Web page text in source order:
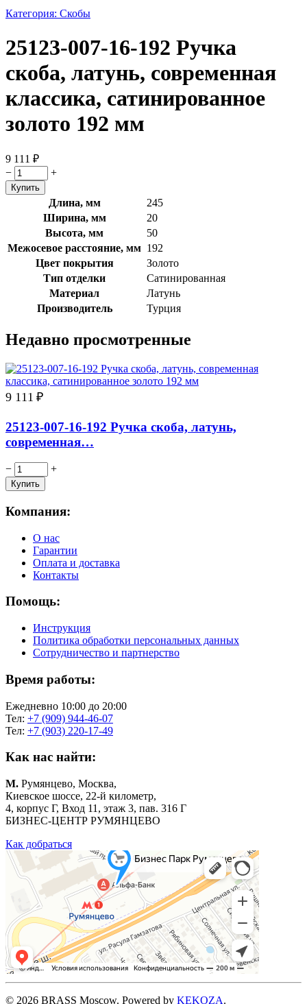
Категория: Скобы
25123-007-16-192 Ручка
скоба, латунь, современная
классика, сатинированное
золото 192 мм
9 111 ₽
−
+
Длина, мм
245
Ширина, мм
20
Высота, мм
50
Межосевое расстояние, мм 192
Цвет покрытия
Золото
Тип отделки
Сатинированная
Материал
Латунь
Производитель
Турция
Недавно просмотренные
9 111 ₽
25123-007-16-192 Ручка скоба, латунь,
современная…
− +
Компания:
О нас
Гарантии
Оплата и доставка
Контакты
Помощь:
Инструкция
Политика обработки персональных данных
Сотрудничество и партнерство
Время работы:
Ежедневно 10:00 до 20:00
Тел: +7 (909) 944-46-07
Тел: +7 (903) 220-17-49
Как нас найти:
М. Румянцево, Москва,
Киевское шоссе, 22-й километр,
4, корпус Г, Вход 11, этаж 3, пав. 316 Г
БИЗНЕС-ЦЕНТР РУМЯНЦЕВО
Как добраться
© 2026 BRASS Moscow. Powered by KEKOZA.